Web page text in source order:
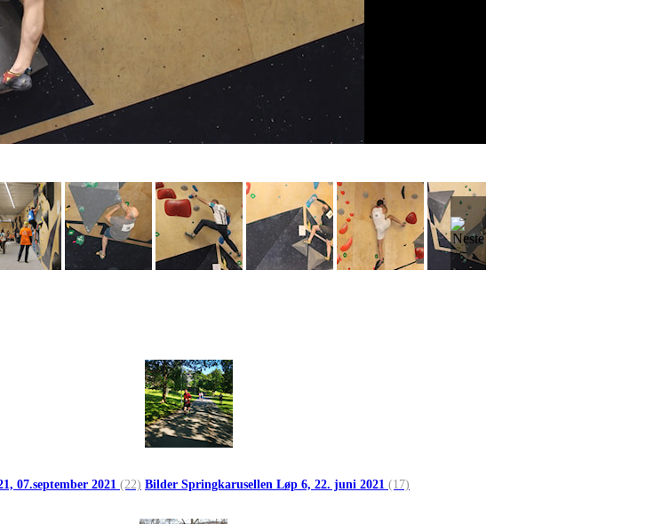
07.september 2021 (22) Bilder Springkarusellen Løp 6, 22. juni 2021 (17)